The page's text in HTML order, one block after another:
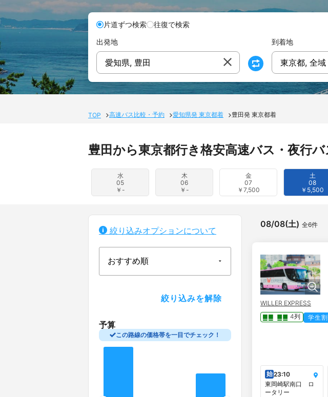
片道ずつ検索
往復で検索
出発地
愛知県, 豊田
到着地
東京都, 全域
TOP 高速バス比較・予約 愛知県発 東京都着 豊田発 東京都着
豊田から東京都行き格安高速バス・夜行
水
05
￥-
木
06
￥-
金
07
￥7,500
土
08
￥5,500
08/08(土) 全6件
WILLER EXPRESS
4列
学生割
始23:10
東岡崎駅南口 ロ
ータリー
絞り込みオプションについて
予算
この路線の価格帯を一目でチェック！